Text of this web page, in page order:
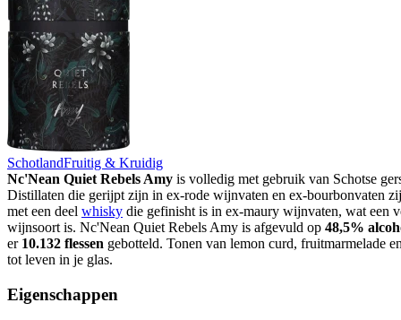
SchotlandFruitig & Kruidig
Nc'Nean Quiet Rebels Amy is volledig met gebruik van Schotse
Distillaten die gerijpt zijn in ex-rode wijnvaten en ex-bourbonvaten
met een deel whisky die gefinisht is in ex-maury wijnvaten, wat een
wijnsoort is. Nc'Nean Quiet Rebels Amy is afgevuld op 48,5%
er 10.132 flessen gebotteld. Tonen van lemon curd, fruitmarmelade
tot leven in je glas.
Eigenschappen